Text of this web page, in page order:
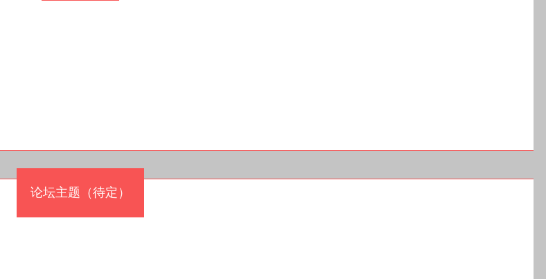
论坛主题（待定）